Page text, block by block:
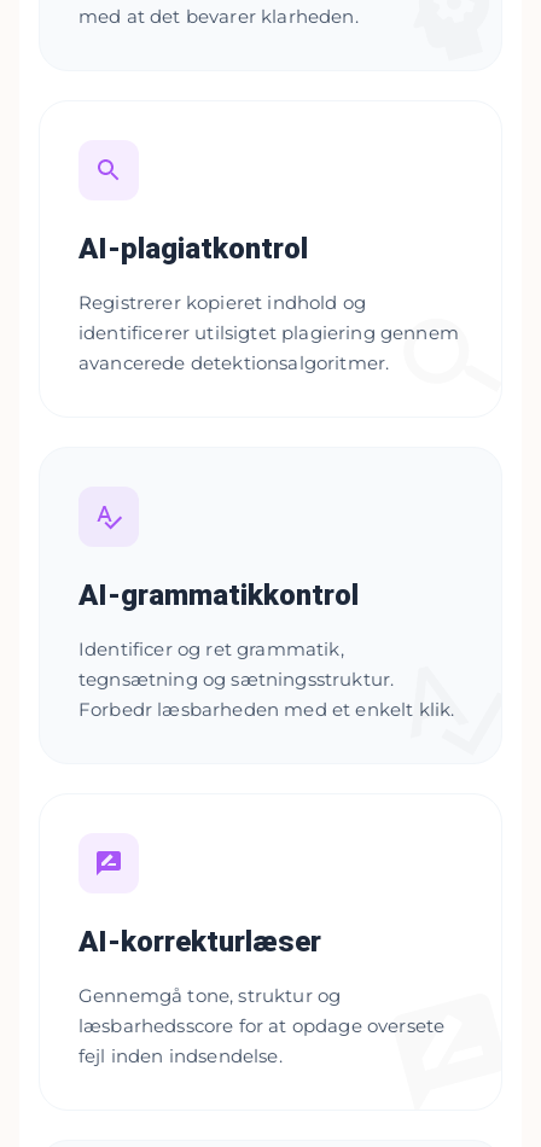
med at det bevarer klarheden.
AI-plagiatkontrol
Registrerer kopieret indhold og
identificerer utilsigtet plagiering gennem
avancerede detektionsalgoritmer.
AI-grammatikkontrol
Identificer og ret grammatik,
tegnsætning og sætningsstruktur.
Forbedr læsbarheden med et enkelt klik.
AI-korrekturlæser
Gennemgå tone, struktur og
læsbarhedsscore for at opdage oversete
fejl inden indsendelse.